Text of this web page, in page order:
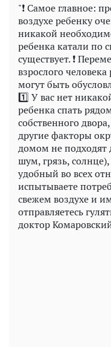
"❗ Самое главное:
воздухе ребенку
никакой
ребенка катали по
существует. ❗
взрослого
могут быть
1️⃣ У вас нет
ребенка спать
собственного
другие факторы
домом не подходят
шум, грязь,
удобный во всех
испытываете
свежем воздухе и
отправляетесь
доктор